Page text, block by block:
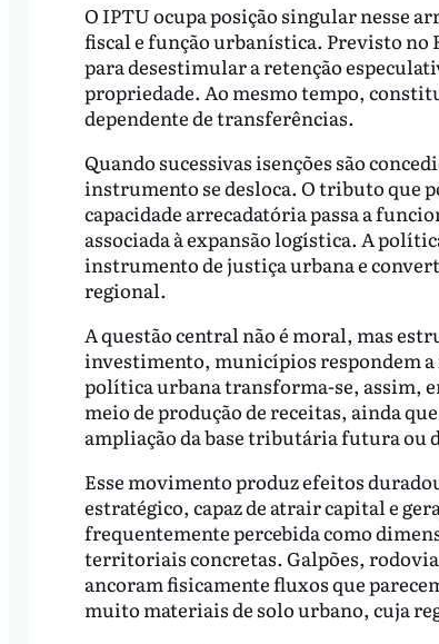
O IPTU ocupa posição singular nesse
fiscal e função urbanística. Previsto no
para desestimular a retenção
propriedade. Ao mesmo tempo,
dependente de transferências.
Quando sucessivas isenções são
instrumento se desloca. O tributo que
capacidade arrecadatória passa a
associada à expansão logística. A
instrumento de justiça urbana e
regional.
A questão central não é moral, mas
investimento, municípios respondem
política urbana transforma-se, assim,
meio de produção de receitas, ainda
ampliação da base tributária futura ou
Esse movimento produz efeitos
estratégico, capaz de atrair capital e
frequentemente percebida como
territoriais concretas. Galpões,
ancoram fisicamente fluxos que
muito materiais de solo urbano, cuja